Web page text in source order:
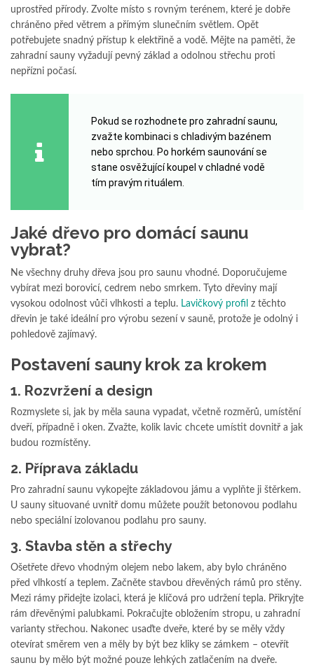
uprostřed přírody. Zvolte místo s rovným terénem, které je dobře
chráněno před větrem a přímým slunečním světlem. Opět
potřebujete snadný přístup k elektřině a vodě. Mějte na paměti, že
zahradní sauny vyžadují pevný základ a odolnou střechu proti
nepřízni počasí.
Pokud se rozhodnete pro zahradní saunu,
zvažte kombinaci s chladivým bazénem
nebo sprchou. Po horkém saunování se
stane osvěžující koupel v chladné vodě
tím pravým rituálem.
Jaké dřevo pro domácí saunu
vybrat?
Ne všechny druhy dřeva jsou pro saunu vhodné. Doporučujeme
vybírat mezi borovicí, cedrem nebo smrkem. Tyto dřeviny mají
vysokou odolnost vůči vlhkosti a teplu. Lavičkový profil z těchto
dřevin je také ideální pro výrobu sezení v sauně, protože je odolný i
pohledově zajímavý.
Postavení sauny krok za krokem
1. Rozvržení a design
Rozmyslete si, jak by měla sauna vypadat, včetně rozměrů, umístění
dveří, případně i oken. Zvažte, kolik lavic chcete umístit dovnitř a jak
budou rozmístěny.
2. Příprava základu
Pro zahradní saunu vykopejte základovou jámu a vyplňte ji štěrkem.
U sauny situované uvnitř domu můžete použít betonovou podlahu
nebo speciální izolovanou podlahu pro sauny.
3. Stavba stěn a střechy
Ošetřete dřevo vhodným olejem nebo lakem, aby bylo chráněno
před vlhkostí a teplem. Začněte stavbou dřevěných rámů pro stěny.
Mezi rámy přidejte izolaci, která je klíčová pro udržení tepla. Přikryjte
rám dřevěnými palubkami. Pokračujte obložením stropu, u zahradní
varianty střechou. Nakonec usaďte dveře, které by se měly vždy
otevírat směrem ven a měly by být bez kliky se zámkem – otevřít
saunu by mělo být možné pouze lehkých zatlačením na dveře.